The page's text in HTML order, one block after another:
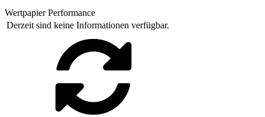
Wertpapier Performance
Derzeit sind keine Informationen verfügbar.